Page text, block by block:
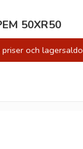
50XR50
och lagersaldo